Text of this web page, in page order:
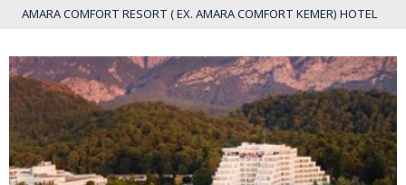
AMARA COMFORT RESORT ( EX. AMARA COMFORT KEMER) HOTEL